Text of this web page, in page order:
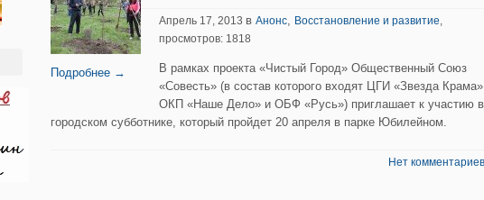
Подробнее →
Апрель 17, 2013 в Анонс, Восстановление и развитие,
просмотров: 1818
В рамках проекта «Чистый Город» Общественный Союз
«Совесть» (в состав которого входят ЦГИ «Звезда
ОКП «Наше Дело» и ОБФ «Русь») приглашает к участию в
городском субботнике, который пройдет 20 апреля в парке Юбилейном.
Нет